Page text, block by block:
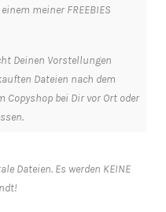
meiner FREEBIES
Deinen Vorstellungen
Dateien nach dem
Copyshop bei Dir vor Ort oder
Dateien. Es werden KEINE